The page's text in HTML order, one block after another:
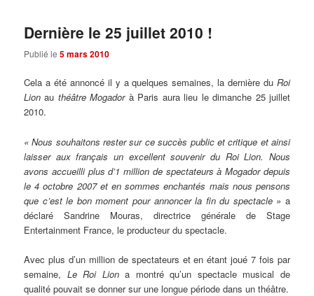
Dernière le 25 juillet 2010 !
Publié le5 mars 2010
Cela a été annoncé il y a quelques semaines, la dernière du Roi
Lion au théâtre Mogadorà Paris aura lieu le dimanche 25 juillet
2010.
« Nous souhaitons rester sur ce succès public et critique et ainsi
laisser aux français un excellent souvenir du Roi Lion. Nous
avons accueilli plus d’1 million de spectateurs à Mogador depuis
le 4 octobre 2007 et en sommes enchantés mais nous pensons
que c’est le bon moment pour annoncer la fin du spectacle » a
déclaré Sandrine Mouras, directrice générale de Stage
Entertainment France, le producteur du spectacle.
Avec plus d’un million de spectateurs et en étant joué 7 fois par
semaine, Le Roi Liona montré qu’un spectacle musical de
qualité pouvait se donner sur une longue période dans un théâtre.